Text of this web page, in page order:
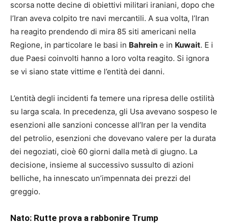
scorsa notte decine di obiettivi militari iraniani, dopo che
l’Iran aveva colpito tre navi mercantili. A sua volta, l’Iran
ha reagito prendendo di mira 85 siti americani nella
Regione, in particolare le basi in Bahrein e in Kuwait. E i
due Paesi coinvolti hanno a loro volta reagito. Si ignora
se vi siano state vittime e l’entità dei danni.
L’entità degli incidenti fa temere una ripresa delle ostilità
su larga scala. In precedenza, gli Usa avevano sospeso le
esenzioni alle sanzioni concesse all’Iran per la vendita
del petrolio, esenzioni che dovevano valere per la durata
dei negoziati, cioè 60 giorni dalla metà di giugno. La
decisione, insieme al successivo sussulto di azioni
belliche, ha innescato un’impennata dei prezzi del
greggio.
Nato: Rutte prova a rabbonire Trump